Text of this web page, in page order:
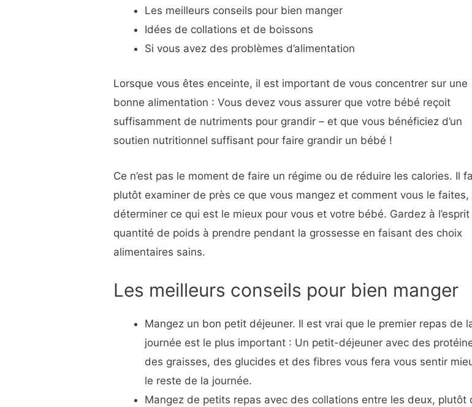
Les meilleurs conseils pour bien manger
Idées de collations et de boissons
Si vous avez des problèmes d’alimentation
Lorsque vous êtes enceinte, il est important de vous concentrer sur une
bonne alimentation : Vous devez vous assurer que votre bébé reçoit
suffisamment de nutriments pour grandir – et que vous bénéficiez d’un
soutien nutritionnel suffisant pour faire grandir un bébé !
Ce n’est pas le moment de faire un régime ou de réduire les calories. Il
plutôt examiner de près ce que vous mangez et comment vous le faites,
déterminer ce qui est le mieux pour vous et votre bébé. Gardez à l’esprit
quantité de poids à prendre pendant la grossesse en faisant des choix
alimentaires sains.
Les meilleurs conseils pour bien manger
Mangez un bon petit déjeuner. Il est vrai que le premier repas de
journée est le plus important : Un petit-déjeuner avec des
des graisses, des glucides et des fibres vous fera vous sentir
le reste de la journée.
Mangez de petits repas avec des collations entre les deux, plutôt